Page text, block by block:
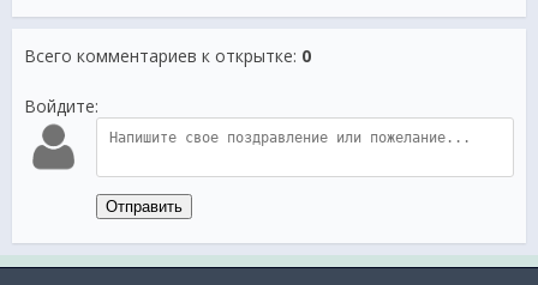
Всего комментариев к открытке: 0
Войдите:
Отправить